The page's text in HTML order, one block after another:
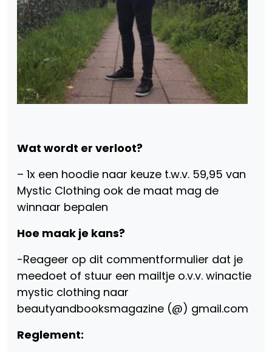
Wat wordt er verloot?
– 1x een hoodie naar keuze t.w.v. 59,95 van
Mystic Clothing ook de maat mag de
winnaar bepalen
Hoe maak je kans?
-Reageer op dit commentformulier dat je
meedoet of stuur een mailtje o.v.v. winactie
mystic clothing naar
beautyandbooksmagazine (@) gmail.com
Reglement: